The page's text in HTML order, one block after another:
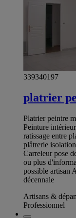
339340197
platrier
Platrier peintre
Peinture
ratissage entre
plâtrerie
Carreleur pose
ou plus
possible artisan
décennale
Artisans &
Professionnel